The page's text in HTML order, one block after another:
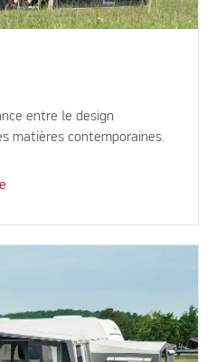
entre le design
matières contemporaines.